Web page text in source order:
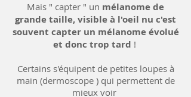
Mais " capter " un mélanome de
grande taille, visible à l'oeil nu c'est
souvent capter un mélanome évolué
et donc trop tard !
Certains s'équipent de petites loupes à
main (dermoscope ) qui permettent de
mieux voir